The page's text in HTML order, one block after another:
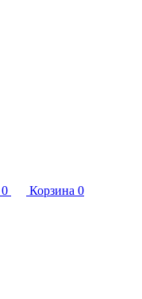
0 Корзина 0